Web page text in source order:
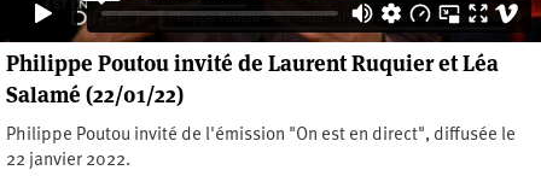
Philippe Poutou invité de Laurent Ruquier et Léa
Salamé (22/01/22)
Philippe Poutou invité de l'émission "On est en direct", diffusée le
22 janvier 2022.